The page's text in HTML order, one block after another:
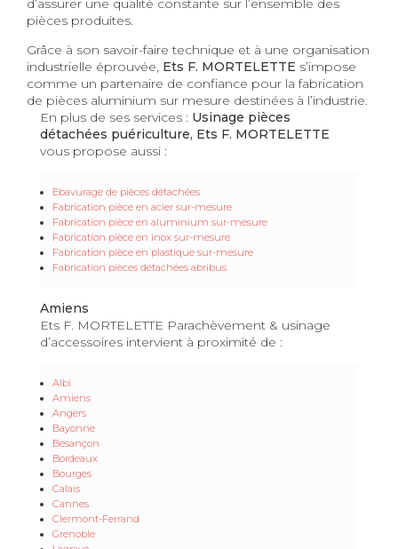
d’assurer une qualité constante sur l’ensemble des
pièces produites.
Grâce à son savoir-faire technique et à une organisation
industrielle éprouvée, Ets F. MORTELETTE s’impose
comme un partenaire de confiance pour la fabrication
de pièces aluminium sur mesure destinées à l’industrie.
En plus de ses services : Usinage pièces
détachées puériculture, Ets F. MORTELETTE
vous propose aussi :
Ebavurage de pièces détachées
Fabrication pièce en acier sur-mesure
Fabrication pièce en aluminium sur-mesure
Fabrication pièce en inox sur-mesure
Fabrication pièce en plastique sur-mesure
Fabrication pièces détachées abribus
Amiens
Ets F. MORTELETTE Parachèvement & usinage
d’accessoires intervient à proximité de :
Albi
Amiens
Angers
Bayonne
Besançon
Bordeaux
Bourges
Calais
Cannes
Clermont-Ferrand
Grenoble